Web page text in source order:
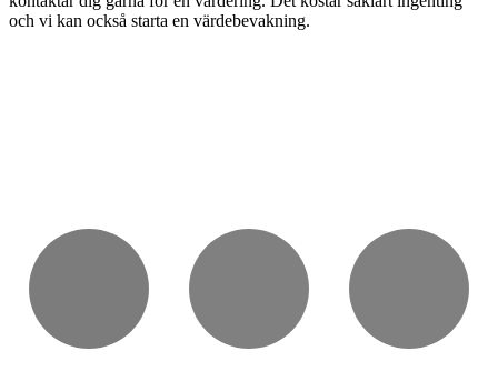
och vi kan också starta en värdebevakning.